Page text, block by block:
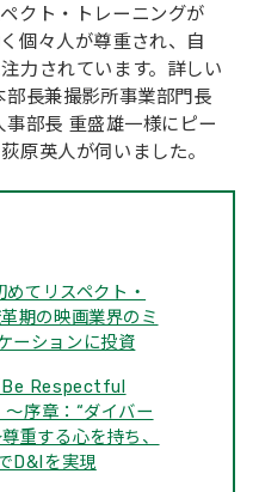
クト・トレーニングが
個々人が尊重され、自
力されています。詳しい
長兼撮影所事業部門長
部長 重盛雄一様にピー
原英人が伺いました。
てリスペクト・
期の映画業界のミ
ーションに投資
Be Respectful
序章：“ダイバー
重する心を持ち、
D&Iを実現